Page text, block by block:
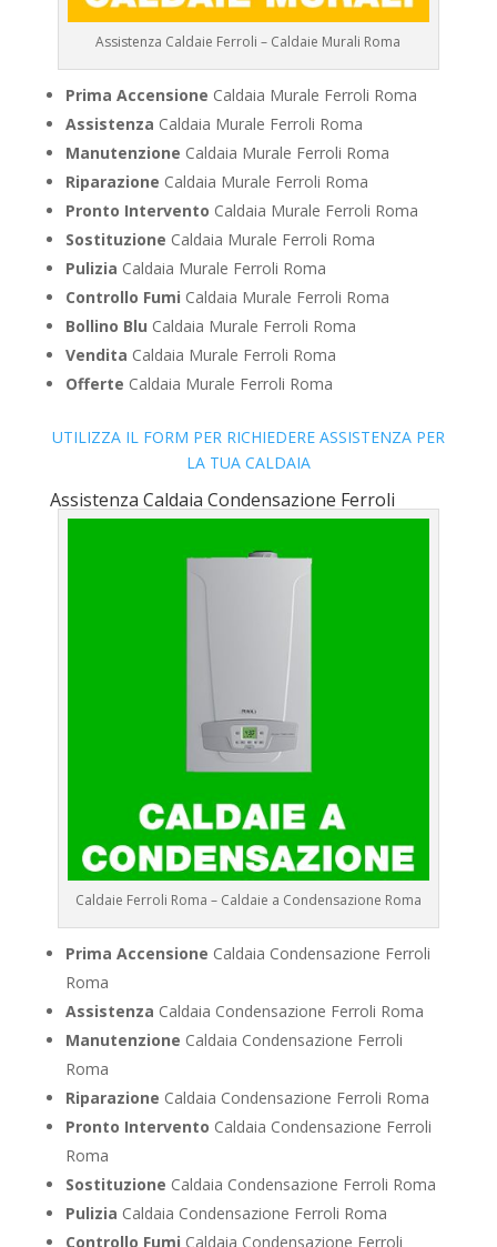
Assistenza Caldaie Ferroli – Caldaie Murali Roma
Prima Accensione Caldaia Murale Ferroli Roma
Assistenza Caldaia Murale Ferroli Roma
Manutenzione Caldaia Murale Ferroli Roma
Riparazione Caldaia Murale Ferroli Roma
Pronto Intervento Caldaia Murale Ferroli Roma
Sostituzione Caldaia Murale Ferroli Roma
Pulizia Caldaia Murale Ferroli Roma
Controllo Fumi Caldaia Murale Ferroli Roma
Bollino Blu Caldaia Murale Ferroli Roma
Vendita Caldaia Murale Ferroli Roma
Offerte Caldaia Murale Ferroli Roma
UTILIZZA IL FORM PER RICHIEDERE ASSISTENZA PER
LA TUA CALDAIA
Assistenza Caldaia Condensazione Ferroli
Caldaie Ferroli Roma – Caldaie a Condensazione Roma
Prima Accensione Caldaia Condensazione Ferroli
Roma
Assistenza Caldaia Condensazione Ferroli Roma
Manutenzione Caldaia Condensazione Ferroli
Roma
Riparazione Caldaia Condensazione Ferroli Roma
Pronto Intervento Caldaia Condensazione Ferroli
Roma
Sostituzione Caldaia Condensazione Ferroli Roma
Pulizia Caldaia Condensazione Ferroli Roma
Controllo Fumi Caldaia Condensazione Ferroli